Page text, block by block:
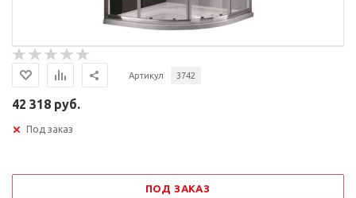
Артикул 3742
42 318 руб.
Под заказ
ПОД ЗАКАЗ